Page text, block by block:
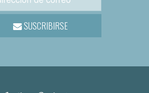
SUSCRIBIRSE